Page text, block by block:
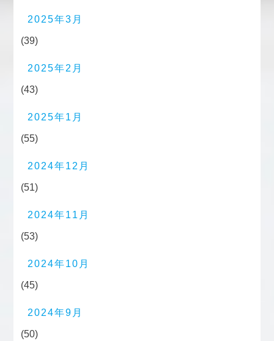
2025年3月
(39)
2025年2月
(43)
2025年1月
(55)
2024年12月
(51)
2024年11月
(53)
2024年10月
(45)
2024年9月
(50)